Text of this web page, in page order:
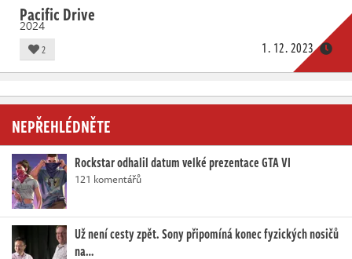
Pacific Drive
2024
2 1. 12. 2023
NEPŘEHLÉDNĚTE
Rockstar odhalil datum velké prezentace GTA VI
121 komentářů
Už není cesty zpět. Sony připomíná konec fyzických nosičů
na…